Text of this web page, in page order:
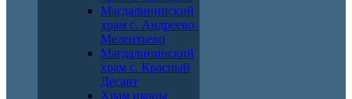
Магдалининский
храм с. Андреево-
Мелентьево
Магдалининский
храм с. Красный
Десант
Храм иконы